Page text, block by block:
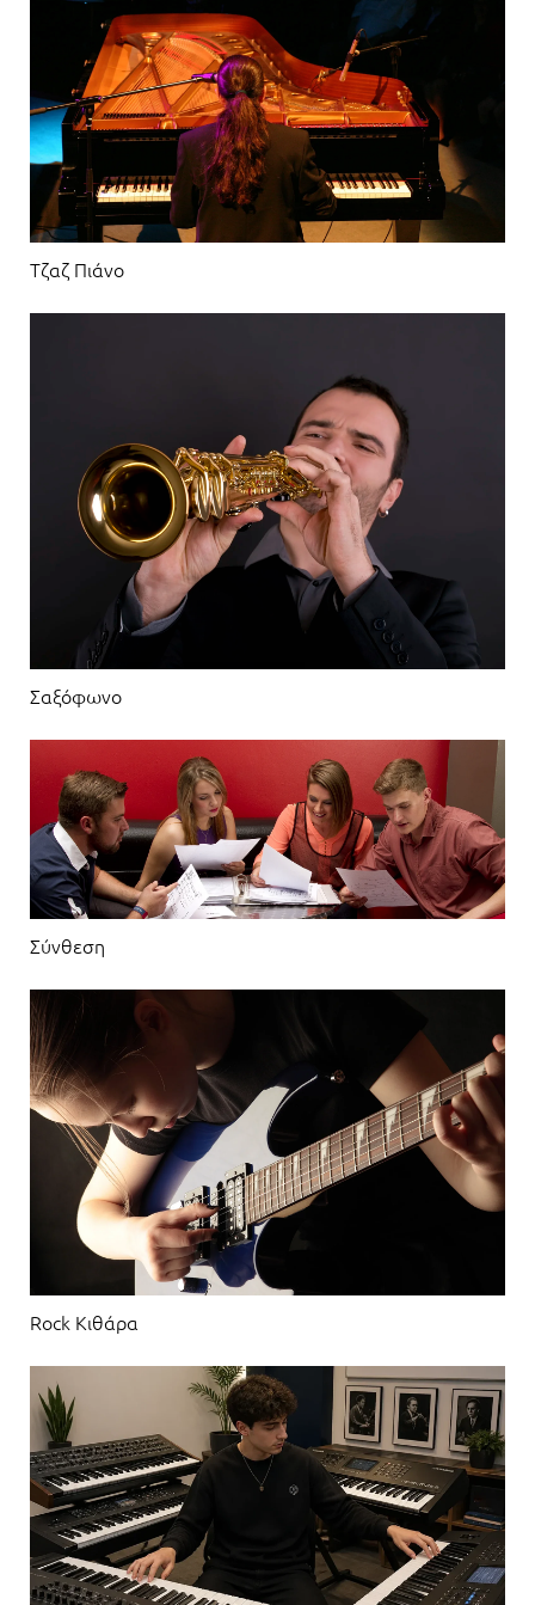
Τζαζ Πιάνο
Σαξόφωνο
Σύνθεση
Rock Κιθάρα